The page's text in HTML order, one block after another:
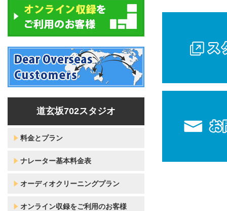
道玄坂702スタジオ
料金とプラン
ナレーター基本料金表
オーディオクリーニングプラン
オンライン収録をご利用のお客様